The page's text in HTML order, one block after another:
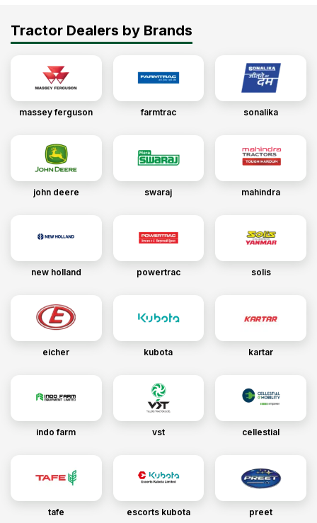
Tractor Dealers by Brands
massey ferguson farmtrac sonalika
john deere swaraj mahindra
new holland powertrac solis
eicher kubota kartar
indo farm vst cellestial
tafe escorts kubota preet